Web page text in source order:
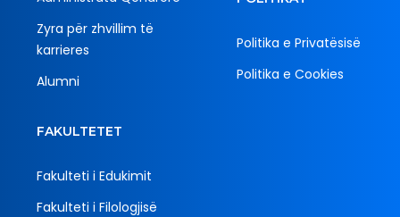
Zyra për zhvillim të
karrieres
Alumni
Politika e Privatësisë
Politika e Cookies
FAKULTETET
Fakulteti i Edukimit
Fakulteti i Filologjisë